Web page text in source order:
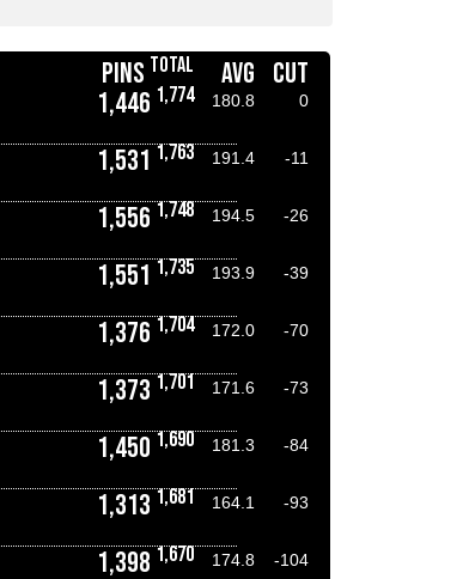
PINS TOTAL AVG CUT
1,446 1,774 180.8
0
1,531 1,763 191.4
-11
1,556 1,748 194.5
-26
1,551 1,735 193.9
-39
1,376 1,704 172.0
-70
1,373 1,701 171.6
-73
1,450 1,690 181.3
-84
1,313 1,681 164.1
-93
1,398 1,670 174.8
-104